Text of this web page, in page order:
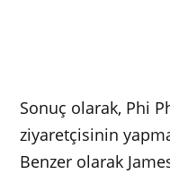
Sonuç olarak, Phi
ziyaretçisinin
Benzer olarak